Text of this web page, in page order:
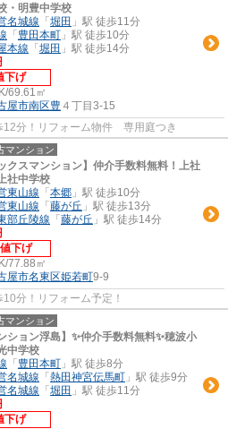
・明豊中学校
名城線 「 堀田 」駅 徒歩11分
「 豊田本町 」駅 徒歩10分
本線 「 堀田 」駅 徒歩14分
下げ
69.61㎡
屋市南区豊 ４丁目3-15
12分！リフォーム物件 専用庭つき
マンション
クスマンション】仲介手数料無料！上社
社中学校
東山線 「 本郷 」駅 徒歩10分
東山線 「 藤が丘 」駅 徒歩13分
部丘陵線 「 藤が丘 」駅 徒歩14分
下げ
77.88㎡
屋市名東区姫若町9-9
分！リフォーム予定！
マンション
ション浮島】✨️仲介手数料無料✨️穂波小
中学校
「 豊田本町 」駅 徒歩8分
名城線 「 熱田神宮伝馬町 」駅 徒歩9分
名城線 「 堀田 」駅 徒歩11分
下げ